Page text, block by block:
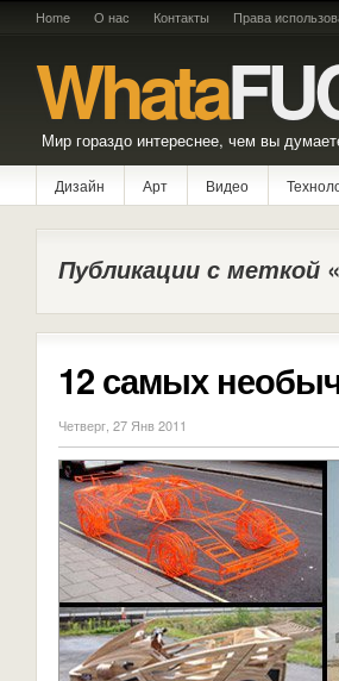
Home О нас Контакты Права
Whata
Мир гораздо интереснее, чем вы
Дизайн Арт Видео
Публикации с меткой
12 самых
Четверг, 27 Янв 2011